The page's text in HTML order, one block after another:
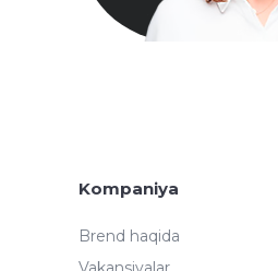
Kompaniya
Brend haqida